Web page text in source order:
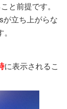
と前提です。
立ち上がらな
に表示されるこ